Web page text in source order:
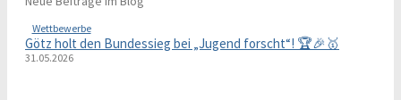
Wettbewerbe
Götz holt den Bundessieg bei „Jugend forscht“! 🏆🎉🥇
31.05.2026